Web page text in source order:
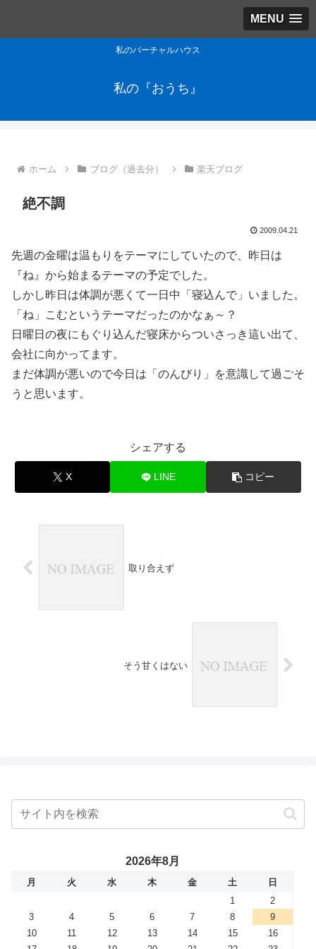
MENU
私のバーチャルハウス
私の『おうち』
ホーム ブログ（過去分） 楽天ブログ
絶不調
2009.04.21
先週の金曜は温もりをテーマにしていたので、昨日は
『ね』から始まるテーマの予定でした。
しかし昨日は体調が悪くて一日中「寝込んで」いました。
「ね」こむというテーマだったのかなぁ～？
日曜日の夜にもぐり込んだ寝床からついさっき這い出て、
会社に向かってます。
まだ体調が悪いので今日は「のんびり」を意識して過ごそ
うと思います。
シェアする
X LINE コピー
取り合えず
そう甘くはない
2026年8月
月 火 水 木 金 土
日
1
2
3
4 5 6 7 8
9
10
11 12 13 14 15
16